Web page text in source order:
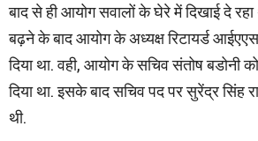
बाद से ही आयोग सवालों के घेरे में दिखाई दे
बढ़ने के बाद आयोग के अध्यक्ष रिटायर्ड
दिया था. वही, आयोग के सचिव संतोष बडोनी
दिया था. इसके बाद सचिव पद पर सुरेंद्र सिंह
थी.